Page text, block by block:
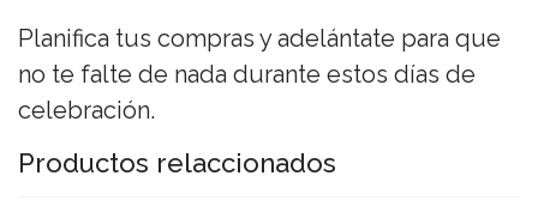
Planifica tus compras y adelántate para que
no te falte de nada durante estos días de
celebración.
Productos relaccionados